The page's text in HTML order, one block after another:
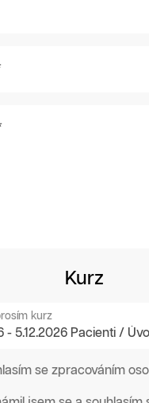
Kurz
kurz
se zpracováním